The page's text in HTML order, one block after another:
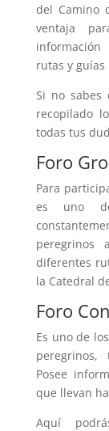
del Camino
ventaja
rutas y
Si no sabes
recopilado
todas tus
Foro
Para
es uno
peregrinos
diferentes
la Catedral
Foro
Es uno de
peregrinos,
Posee
que llevan
Aquí